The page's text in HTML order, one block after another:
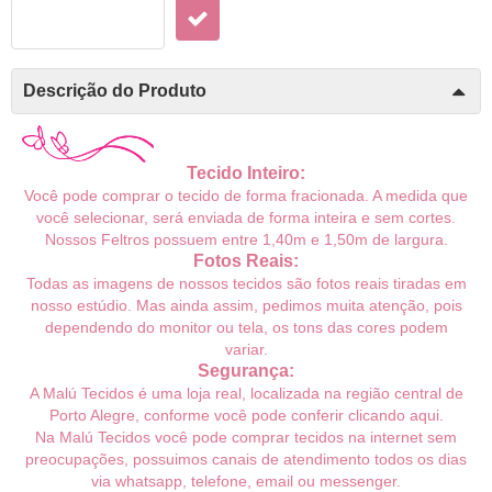
Descrição do Produto
Tecido Inteiro:
Você pode comprar o tecido de forma fracionada. A medida que
você selecionar, será enviada de forma inteira e sem cortes.
Nossos Feltros possuem entre 1,40m e 1,50m de largura.
Fotos Reais:
Todas as imagens de nossos tecidos são fotos reais tiradas em
nosso estúdio. Mas ainda assim, pedimos muita atenção, pois
dependendo do monitor ou tela, os tons das cores podem
variar.
Segurança:
A Malú Tecidos é uma loja real, localizada na região central de
Porto Alegre, conforme você pode conferir clicando aqui.
Na Malú Tecidos você pode comprar tecidos na internet sem
preocupações, possuimos canais de atendimento todos os dias
via whatsapp, telefone, email ou messenger.